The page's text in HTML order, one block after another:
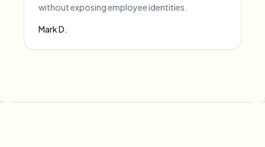
without exposing employee identities.
Mark D.